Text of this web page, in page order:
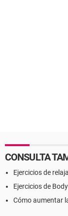
CONSULTA
Ejercicios de
Ejercicios de
Cómo aumentar